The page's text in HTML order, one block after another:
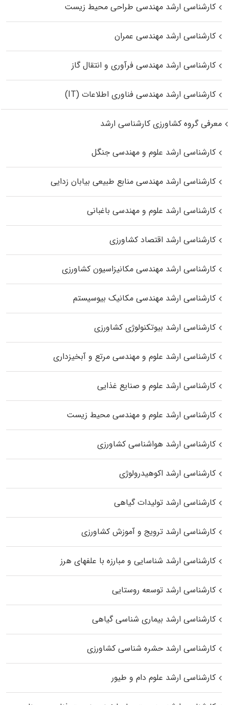
کارشناسی ارشد مهندسی طراحی محیط زیست
کارشناسی ارشد مهندسی عمران
کارشناسی ارشد مهندسی فرآوری و انتقال گاز
کارشناسی ارشد مهندسی فناوری اطلاعات (IT)
معرفی گروه کشاورزی کارشناسی ارشد
کارشناسی ارشد علوم و مهندسی جنگل
کارشناسی ارشد مهندسی منابع طبیعی بیابان زدایی
کارشناسی ارشد علوم و مهندسی باغبانی
کارشناسی ارشد اقتصاد کشاورزی
کارشناسی ارشد مهندسی مکانیزاسیون کشاورزی
کارشناسی ارشد مهندسی مکانیک بیوسیستم
کارشناسی ارشد بیوتکنولوژی کشاورزی
کارشناسی ارشد علوم و مهندسی مرتع و آبخیزداری
کارشناسی ارشد علوم و صنایع غذایی
کارشناسی ارشد علوم و مهندسی محیط زیست
کارشناسی ارشد هواشناسی کشاورزی
کارشناسی ارشد اکوهیدرولوژی
کارشناسی ارشد تولیدات گیاهی
کارشناسی ارشد ترویج و آموزش کشاورزی
کارشناسی ارشد شناسایی و مبارزه با علفهای هرز
کارشناسی ارشد توسعه روستایی
کارشناسی ارشد بیماری‌ شناسی گیاهی
کارشناسی ارشد حشره‌ شناسی کشاورزی
کارشناسی ارشد علوم دام و طیور